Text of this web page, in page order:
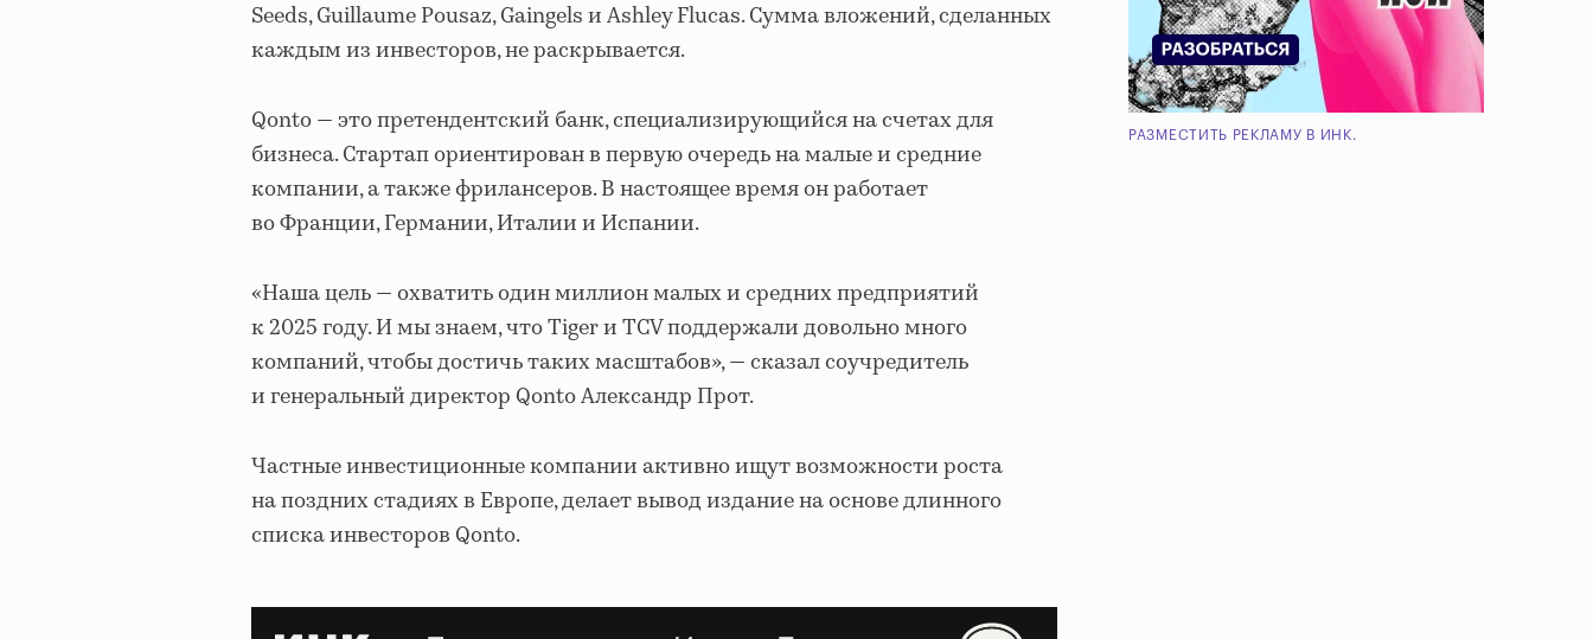
Seeds, Guillaume Pousaz, Gaingels и Ashley Flucas. Сумма вложений, сделанных
каждым из инвесторов, не раскрывается.
Qonto — это претендентский банк, специализирующийся на счетах для
бизнеса. Стартап ориентирован в первую очередь на малые и средние
компании, а также фрилансеров. В настоящее время он работает
во Франции, Германии, Италии и Испании.
«Наша цель — охватить один миллион малых и средних предприятий
к 2025 году. И мы знаем, что Tiger и TCV поддержали довольно много
компаний, чтобы достичь таких масштабов», — сказал соучредитель
и генеральный директор Qonto Александр Прот.
Частные инвестиционные компании активно ищут возможности роста
на поздних стадиях в Европе, делает вывод издание на основе длинного
списка инвесторов Qonto.
РАЗМЕСТИТЬ РЕКЛАМУ В ИНК.